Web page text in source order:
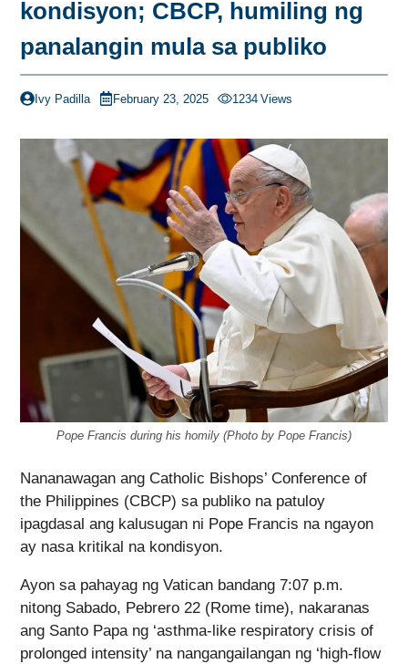
kondisyon; CBCP, humiling ng
panalangin mula sa publiko
Ivy Padilla February 23, 2025 1234 Views
Pope Francis during his homily (Photo by Pope Francis)
Nananawagan ang Catholic Bishops’ Conference of
the Philippines (CBCP) sa publiko na patuloy
ipagdasal ang kalusugan ni Pope Francis na ngayon
ay nasa kritikal na kondisyon.
Ayon sa pahayag ng Vatican bandang 7:07 p.m.
nitong Sabado, Pebrero 22 (Rome time), nakaranas
ang Santo Papa ng ‘asthma-like respiratory crisis of
prolonged intensity’ na nangangailangan ng ‘high-flow